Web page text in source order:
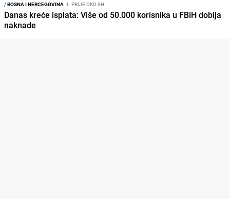
/BOSNA I HERCEGOVINA I PRIJE OKO 3H
Danas kreće isplata: Više od 50.000 korisnika u FBiH dobija
naknade